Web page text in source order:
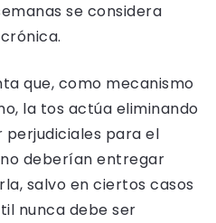
se considera
que, como mecanismo
la tos actúa eliminando
perjudiciales para el
deberían entregar
salvo en ciertos casos
nunca debe ser